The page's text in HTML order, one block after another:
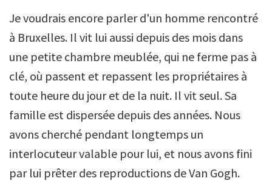
Je voudrais encore parler d'un homme rencontré
à Bruxelles. Il vit lui aussi depuis des mois dans
une petite chambre meublée, qui ne ferme pas à
clé, où passent et repassent les propriétaires à
toute heure du jour et de la nuit. Il vit seul. Sa
famille est dispersée depuis des années. Nous
avons cherché pendant longtemps un
interlocuteur valable pour lui, et nous avons fini
par lui prêter des reproductions de Van Gogh.